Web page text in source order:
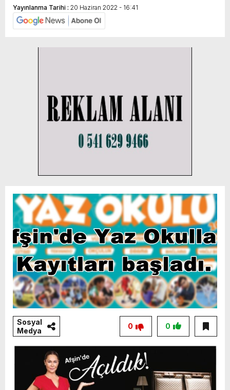
Yayınlanma Tarihi : 20 Haziran 2022 - 16:41
Sosyal
Medya
0
0